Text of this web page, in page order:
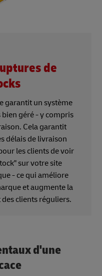
de
garantit un système
géré - y compris
Cela garantit
délais de livraison
les clients de voir
sur votre site
- ce qui améliore
et augmente la
clients réguliers.
d'une